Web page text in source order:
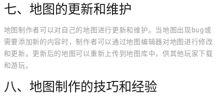
七、地图的更新和维护
地图制作者可以对自己的地图进行更新和维护。当地图出现bug或
需要添加新的内容时，制作者可以通过地图编辑器对地图进行修改
和更新。更新后的地图可以重新上传到地图库中，供其他玩家下载
和游玩。
八、地图制作的技巧和经验